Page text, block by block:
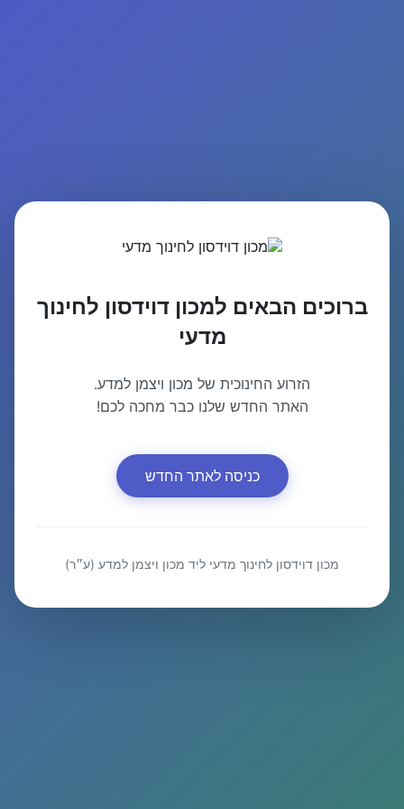
ברוכים הבאים למכון דוידסון לחינוך
מדעי
הזרוע החינוכית של מכון ויצמן למדע.
האתר החדש שלנו כבר מחכה לכם!
כניסה לאתר החדש
מכון דוידסון לחינוך מדעי ליד מכון ויצמן למדע (ע״ר)